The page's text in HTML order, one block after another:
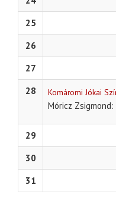
25
26
27
28
Komáromi Jókai
Móricz Zsigmond
29
30
31